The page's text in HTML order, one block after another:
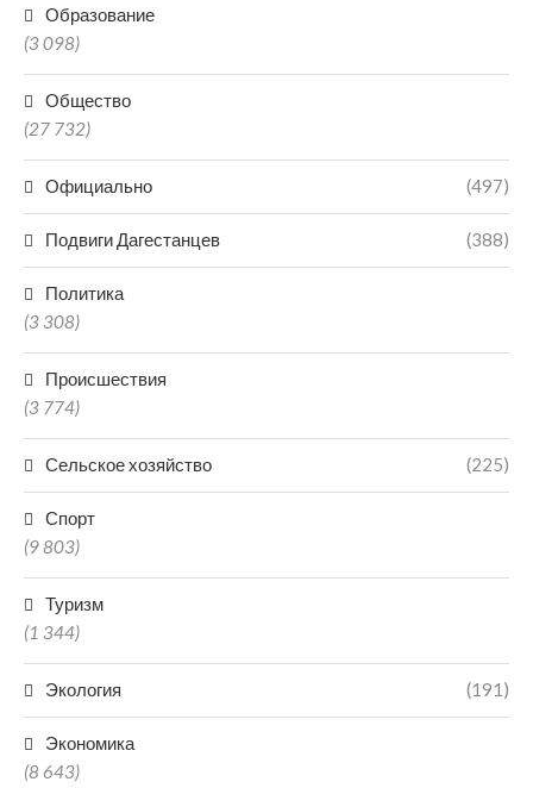
Образование
(3 098)
Общество
(27 732)
Официально (497)
Подвиги Дагестанцев (388)
Политика
(3 308)
Происшествия
(3 774)
Сельское хозяйство (225)
Спорт
(9 803)
Туризм
(1 344)
Экология (191)
Экономика
(8 643)